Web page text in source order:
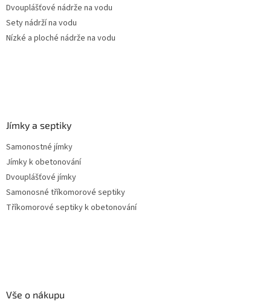
Dvouplášťové nádrže na vodu
Sety nádrží na vodu
Nízké a ploché nádrže na vodu
Jímky a septiky
Samonostné jímky
Jímky k obetonování
Dvouplášťové jímky
Samonosné tříkomorové septiky
Tříkomorové septiky k obetonování
Vše o nákupu